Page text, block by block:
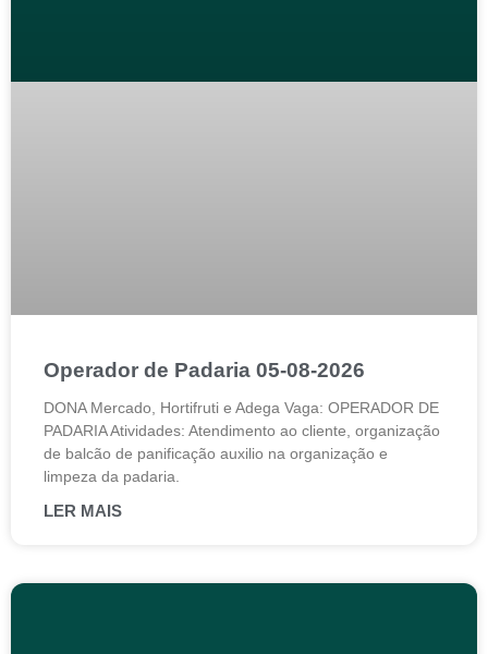
Operador de Padaria 05-08-2026
DONA Mercado, Hortifruti e Adega Vaga: OPERADOR DE
PADARIA Atividades: Atendimento ao cliente, organização
de balcão de panificação auxilio na organização e
limpeza da padaria.
LER MAIS